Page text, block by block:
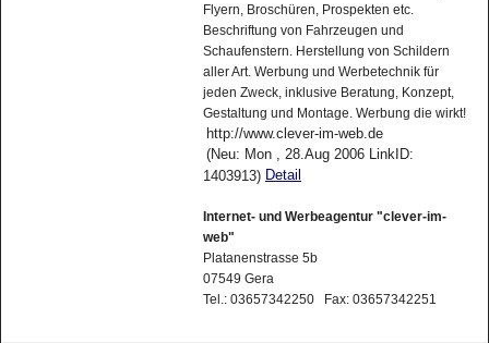
Flyern, Broschüren, Prospekten etc.
Beschriftung von Fahrzeugen und
Schaufenstern. Herstellung von Schildern
aller Art. Werbung und Werbetechnik für
jeden Zweck, inklusive Beratung, Konzept,
Gestaltung und Montage. Werbung die wirkt!
http://www.clever-im-web.de
(Neu: Mon , 28.Aug 2006 LinkID:
1403913) Detail
Internet- und Werbeagentur "clever-im-
web"
Platanenstrasse 5b
07549 Gera
Tel.: 03657342250 Fax: 03657342251